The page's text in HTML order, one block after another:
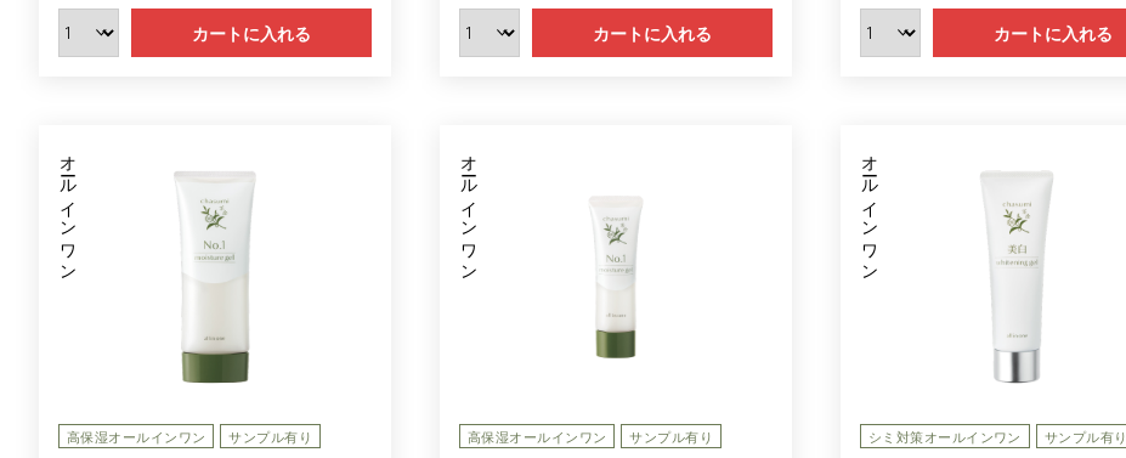
カートに入れる カートに入れる カートに入れる
オールインワン
高保湿オールインワン サンプル有り
オールインワン
高保湿オールインワン サンプル有り
オールインワン
シミ対策オールインワン サンプル有り